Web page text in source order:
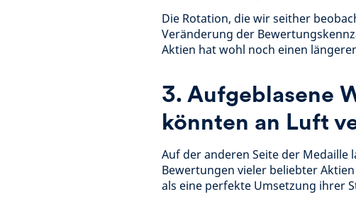
Die Rotation, die wir seither
Veränderung der
Aktien hat wohl noch einen
3. Aufgeblasene
könnten an Luft
Auf der anderen Seite der Medaille
Bewertungen vieler beliebter
als eine perfekte Umsetzung ihrer